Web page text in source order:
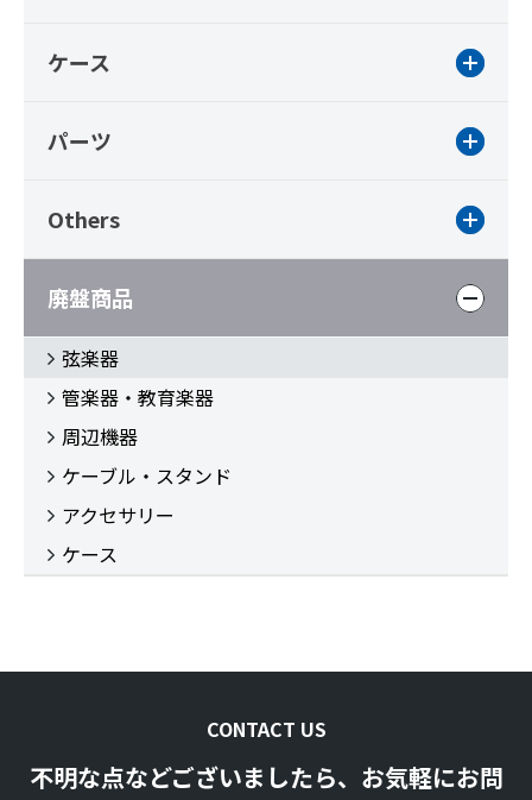
ケース
パーツ
Others
廃盤商品
弦楽器
管楽器・教育楽器
周辺機器
ケーブル・スタンド
アクセサリー
ケース
CONTACT US
不明な点などございましたら、お気軽にお問